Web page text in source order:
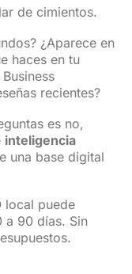
de cimientos.
¿Aparece en
haces en tu
recientes?
es no,
inteligencia
una base digital
local puede
a 90 días. Sin